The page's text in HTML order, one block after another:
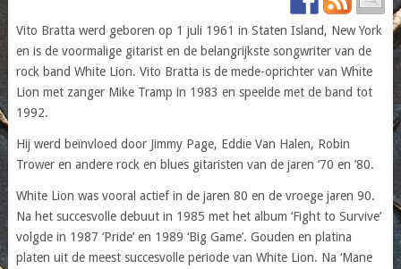
Vito Bratta werd geboren op 1 juli 1961 in Staten Island, New York
en is de voormalige gitarist en de belangrijkste songwriter van de
rock band White Lion. Vito Bratta is de mede-oprichter van White
Lion met zanger Mike Tramp in 1983 en speelde met de band tot
1992.
Hij werd beïnvloed door Jimmy Page, Eddie Van Halen, Robin
Trower en andere rock en blues gitaristen van de jaren ’70 en ’80.
White Lion was vooral actief in de jaren 80 en de vroege jaren 90.
Na het succesvolle debuut in 1985 met het album ‘Fight to Survive’
volgde in 1987 ‘Pride’ en 1989 ‘Big Game’. Gouden en platina
platen uit de meest succesvolle periode van White Lion. Na ‘Mane